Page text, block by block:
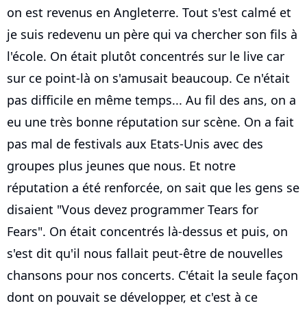
on est revenus en Angleterre. Tout s'est calmé et
je suis redevenu un père qui va chercher son fils à
l'école. On était plutôt concentrés sur le live car
sur ce point-là on s'amusait beaucoup. Ce n'était
pas difficile en même temps... Au fil des ans, on a
eu une très bonne réputation sur scène. On a fait
pas mal de festivals aux Etats-Unis avec des
groupes plus jeunes que nous. Et notre
réputation a été renforcée, on sait que les gens se
disaient "Vous devez programmer Tears for
Fears". On était concentrés là-dessus et puis, on
s'est dit qu'il nous fallait peut-être de nouvelles
chansons pour nos concerts. C'était la seule façon
dont on pouvait se développer, et c'est à ce